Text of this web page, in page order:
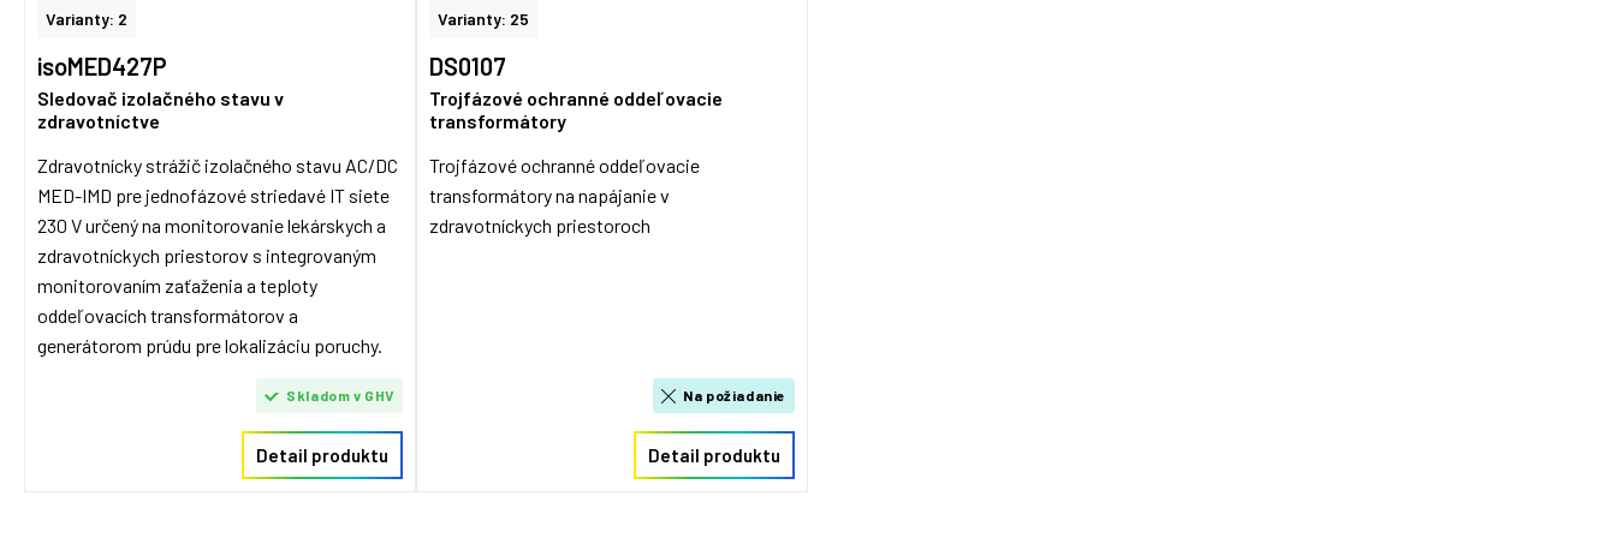
Varianty: 2
isoMED427P
Sledovač izolačného stavu v
zdravotníctve
Zdravotnícky strážič izolačného stavu AC/DC
MED-IMD pre jednofázové striedavé IT siete
230 V určený na monitorovanie lekárskych a
zdravotníckych priestorov s integrovaným
monitorovaním zaťaženia a teploty
oddeľovacích transformátorov a
generátorom prúdu pre lokalizáciu poruchy.
Skladom v GHV
Detail produktu
Varianty: 25
DS0107
Trojfázové ochranné oddeľovacie
transformátory
Trojfázové ochranné oddeľovacie
transformátory na napájanie v
zdravotníckych priestoroch
Na požiadanie
Detail produktu